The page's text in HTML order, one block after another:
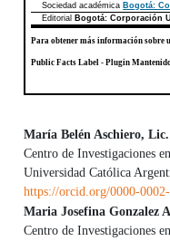
Sociedad académica Bogotá:
Editorial
Bogotá: Corporación
Para obtener más información sobre
Public Facts Label - Plugin
Contenido
María Belén Aschiero, Lic.
Centro de Investigaciones
Universidad Católica
https://orcid.org/0000-
Maria Josefina Gonzalez
Centro de Investigaciones